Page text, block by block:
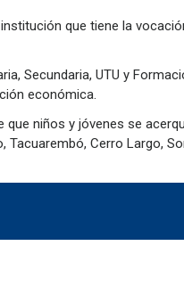
que tiene la
Secundaria, UTU y
económica.
niños y jóvenes se
Cerro Largo,